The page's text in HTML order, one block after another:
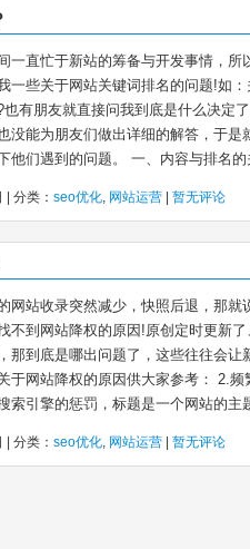
一直忙于新站的筹备与开发事情，
一些关于网站关键词排名的问题!如
也有朋友就直接问我到底是什么决定
没能为朋友们做出详细的解答，于
他们遇到的问题。 一、内容与排名
分类： seo优化, 网站运营 暂无评论
网站收录突然减少，快照后退，那
不到网站降权的原因!原创定时更新
那到底是哪出问题了，这些往往会
于网站降权的原因供大家参考： 2.
索引擎的惩罚，标题是一个网站的主
分类： seo优化, 网站运营 暂无评论